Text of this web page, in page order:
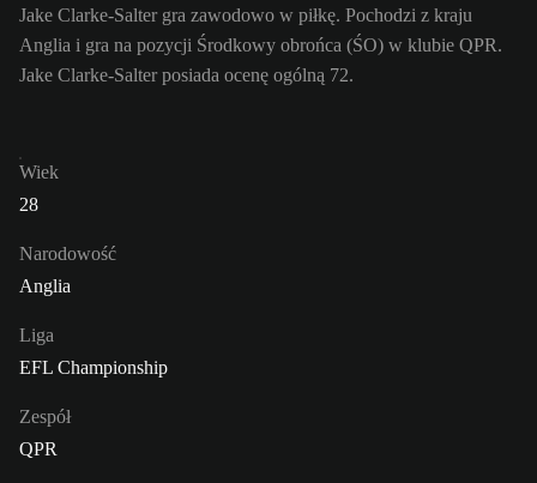
Jake Clarke-Salter gra zawodowo w piłkę. Pochodzi z kraju
Anglia i gra na pozycji Środkowy obrońca (ŚO) w klubie QPR.
Jake Clarke-Salter posiada ocenę ogólną 72.
Wiek
28
Narodowość
Anglia
Liga
EFL Championship
Zespół
QPR